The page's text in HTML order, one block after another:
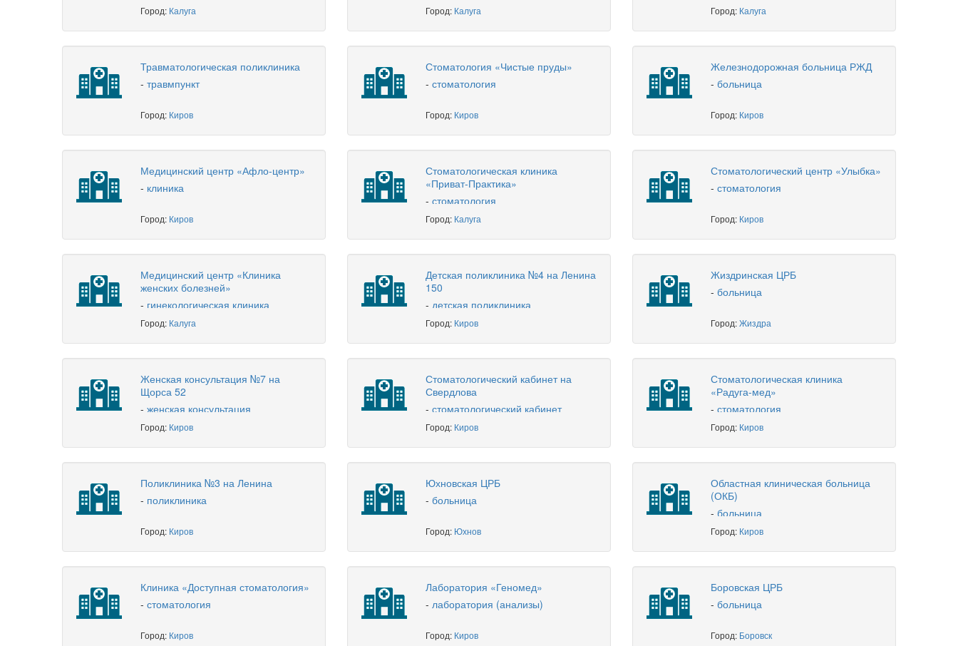
Город: Калуга Город: Калуга Город: Калуга
Травматологическая поликлиника
- травмпункт
Город: Киров
Стоматология «Чистые пруды»
- стоматология
Город: Киров
Железнодорожная больница РЖД
- больница
Город: Киров
Медицинский центр «Афло-центр»
- клиника
Город: Киров
Стоматологическая клиника
«Приват-Практика»
- стоматология
Город: Калуга
Стоматологический центр «Улыбка»
- стоматология
Город: Киров
Медицинский центр «Клиника
женских болезней»
- гинекологическая клиника
Город: Калуга
Детская поликлиника №4 на Ленина
150
- детская поликлиника
Город: Киров
Жиздринская ЦРБ
- больница
Город:Жиздра
Женская консультация №7 на
Щорса 52
- женская консультация
Город: Киров
Стоматологический кабинет на
Свердлова
- стоматологический кабинет
Город: Киров
Стоматологическая клиника
«Радуга-мед»
- стоматология
Город: Киров
Поликлиника №3 на Ленина
- поликлиника
Город: Киров
Юхновская ЦРБ
- больница
Город: Юхнов
Областная клиническая больница
(ОКБ)
- больница
Город: Киров
Клиника «Доступная стоматология»
- стоматология
Город: Киров
Лаборатория «Геномед»
- лаборатория (анализы)
Город: Киров
Боровская ЦРБ
- больница
Город: Боровск